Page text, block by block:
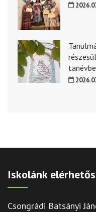
Iskolánk
Csongrádi Batsányi